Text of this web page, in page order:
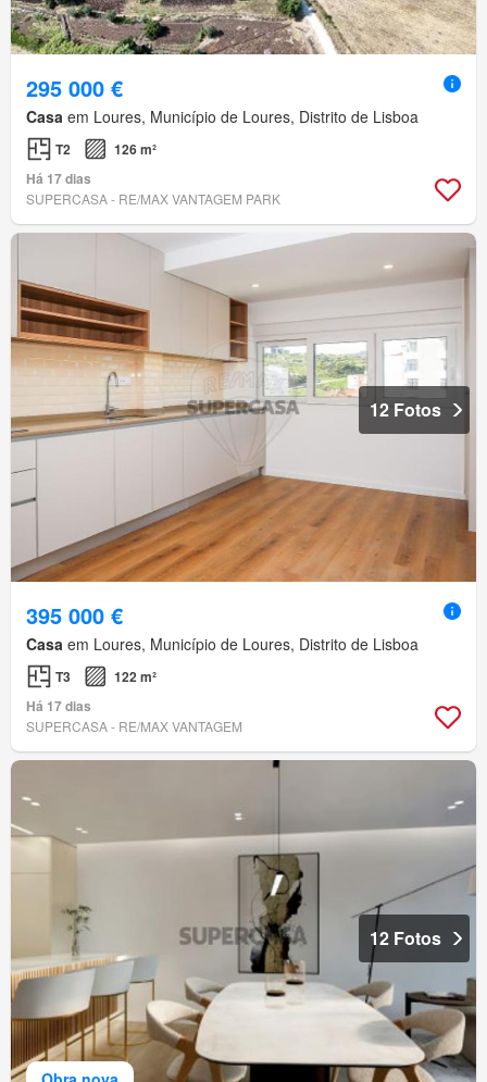
295 000 €
Casa em Loures, Município de Loures, Distrito de Lisboa
T2
126 m²
Há 17 dias
SUPERCASA - RE/MAX VANTAGEM PARK
12 Fotos
395 000 €
Casa em Loures, Município de Loures, Distrito de Lisboa
T3
122 m²
Há 17 dias
SUPERCASA - RE/MAX VANTAGEM
12 Fotos